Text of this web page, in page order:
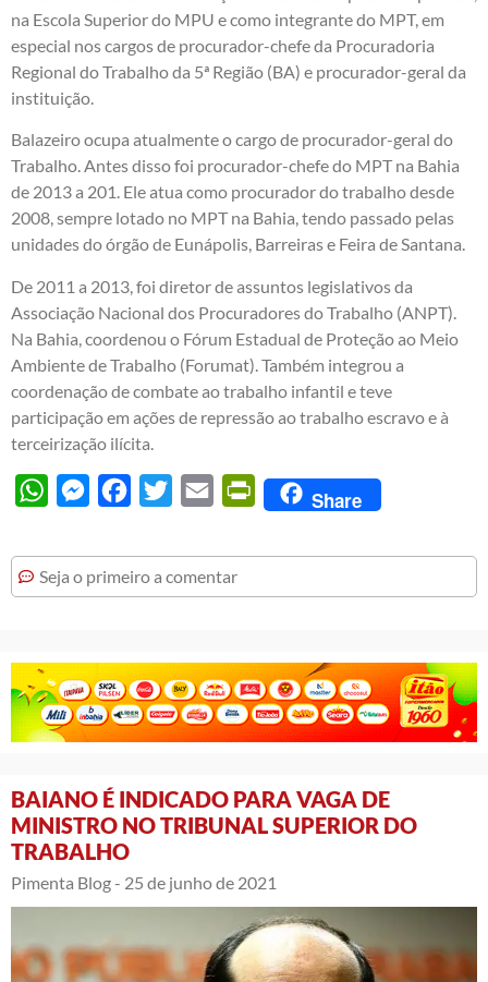
na Escola Superior do MPU e como integrante do MPT, em
especial nos cargos de procurador-chefe da Procuradoria
Regional do Trabalho da 5ª Região (BA) e procurador-geral da
instituição.
Balazeiro ocupa atualmente o cargo de procurador-geral do
Trabalho. Antes disso foi procurador-chefe do MPT na Bahia
de 2013 a 201. Ele atua como procurador do trabalho desde
2008, sempre lotado no MPT na Bahia, tendo passado pelas
unidades do órgão de Eunápolis, Barreiras e Feira de Santana.
De 2011 a 2013, foi diretor de assuntos legislativos da
Associação Nacional dos Procuradores do Trabalho (ANPT).
Na Bahia, coordenou o Fórum Estadual de Proteção ao Meio
Ambiente de Trabalho (Forumat). Também integrou a
coordenação de combate ao trabalho infantil e teve
participação em ações de repressão ao trabalho escravo e à
terceirização ilícita.
WhatsAppMessengerFacebook
Twitter Email PrintFriendly
Share
Seja o primeiro a comentar
BAIANO É INDICADO PARA VAGA DE
MINISTRO NO TRIBUNAL SUPERIOR DO
TRABALHO
Pimenta Blog - 25 de junho de 2021